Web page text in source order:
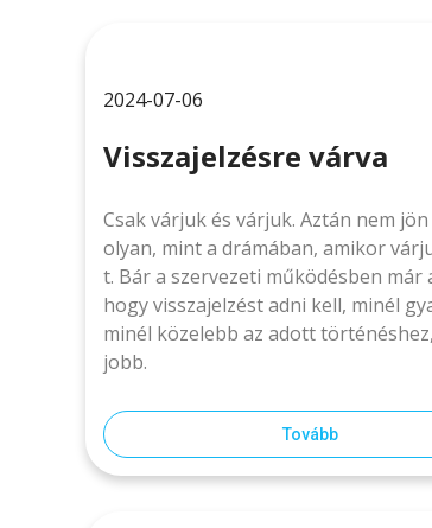
2024-07-06
Visszajelzésre várva
Csak várjuk és várjuk. Aztán nem jön
olyan, mint a drámában, amikor
t. Bár a szervezeti működésben már
hogy visszajelzést adni kell, minél
minél közelebb az adott
jobb.
Tovább